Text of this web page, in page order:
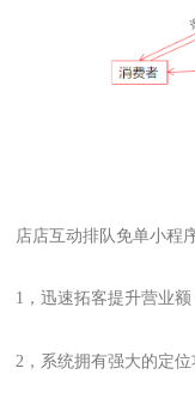
店店互动排队免单小程
1，迅速拓客提升营业额
2，系统拥有强大的定